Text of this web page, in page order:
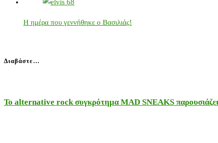
Η ημέρα που γεννήθηκε ο Βασιλιάς!
Διαβάστε…
Το alternative rock συγκρότημα MAD SNEAKS